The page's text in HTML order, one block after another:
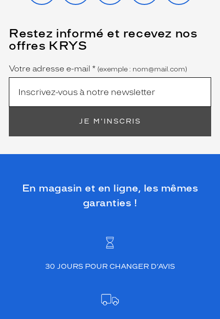
Restez informé et recevez nos
offres KRYS
Name
Votre adresse e-mail *
(Ce
champ
est
obligatoire)
(exemple : nom@mail.com)
JE M'INSCRIS
En magasin et en ligne, les mêmes
garanties !
30 JOURS POUR CHANGER D’AVIS